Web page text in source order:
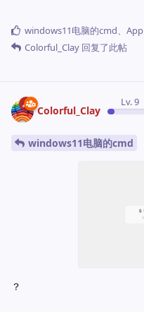
windows11电脑的cmd、 App
Colorful_Clay 回复了此帖
Colorful_Clay
Lv. 9
windows11电脑的cmd
？